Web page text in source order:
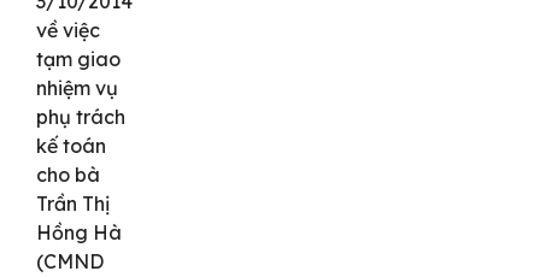
về việc
tạm giao
nhiệm vụ
phụ trách
kế toán
cho bà
Trần Thị
Hồng Hà
(CMND